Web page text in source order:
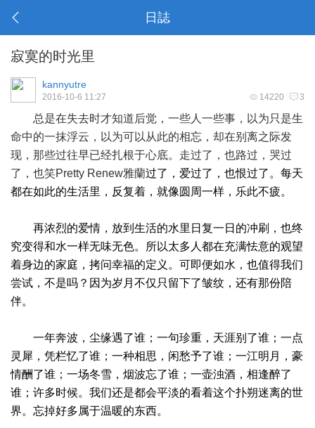
日誌
寂寞的时光里
kannyutre
14220 3
2016-10-6 11:27
总是在失去时才知道后觉，一些人一些事，以为只是生
命中的一抹浮云，以为可以从此的相忘，却在别离之际发
现，那些过往早已经扎根于心底。走过了，也路过，哭过
了，也笑Pretty Renew雅蘭过了，爱过了，也恨过了。每天
都在如此的生活里，反复着，就像圆周一样，乐此不疲。
再浓烈的爱情，放到生活的水里日复一日的冲刷，也终
究变得和水一样无味无色。所以太多人都在充满怯意的观望
着身边的家庭，拷问幸福的定义。可即便如水，也值得我们
尝试，不是吗？因为岁月不仅只留下了皱纹，还有那份陪
伴。
一年奔波，尘缘遇了谁；一句珍重，天涯别了谁；一点
灵犀，凭栏忆了谁；一种相思，闲愁予了谁；一江明月，豪
情酬了谁；一场冬雪，烟波忘了谁；一壶浊酒，相逢醉了
谁；许多时候。我们还是都会平淡的看着这个扑朔迷离的世
界。忘掉好多属于温暖的东西。